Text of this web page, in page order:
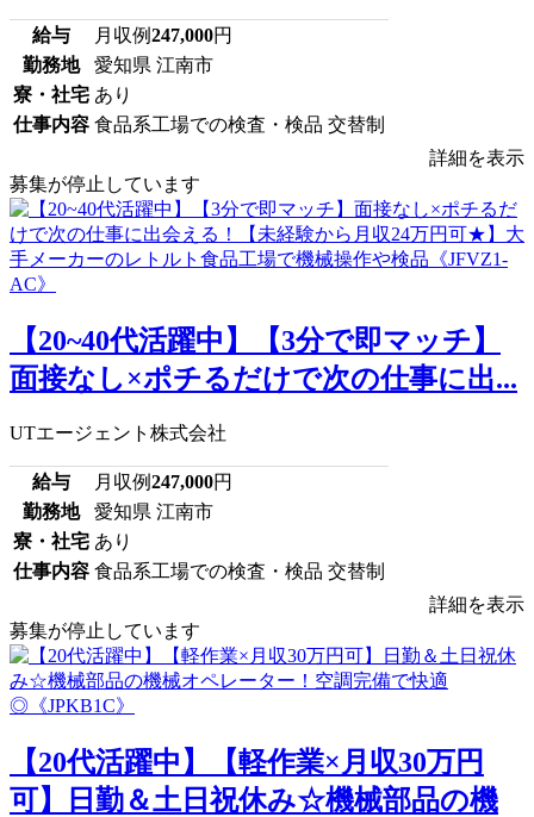
給与 月収例247,000円
勤務地
愛知県 江南市
寮・社宅 あり
仕事内容 食品系工場での検査・検品 交替制
詳細を表示
募集が停止しています
【20~40代活躍中】【3分で即マッチ】
面接なし×ポチるだけで次の仕事に出...
UTエージェント株式会社
給与 月収例247,000円
勤務地
愛知県 江南市
寮・社宅 あり
仕事内容 食品系工場での検査・検品 交替制
詳細を表示
募集が停止しています
【20代活躍中】【軽作業×月収30万円
可】日勤＆土日祝休み☆機械部品の機